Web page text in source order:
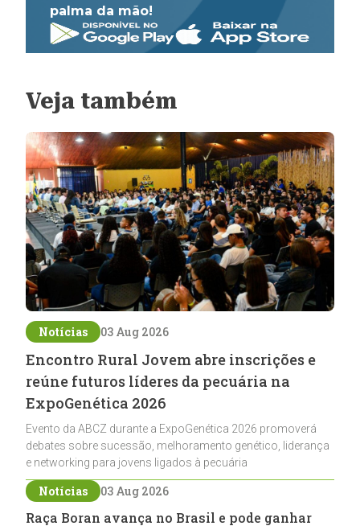
palma da mão!
Veja também
Notícias 03 Aug 2026
Encontro Rural Jovem abre inscrições e
reúne futuros líderes da pecuária na
ExpoGenética 2026
Evento da ABCZ durante a ExpoGenética 2026 promoverá
debates sobre sucessão, melhoramento genético, liderança
e networking para jovens ligados à pecuária
Notícias 03 Aug 2026
Raça Boran avança no Brasil e pode ganhar